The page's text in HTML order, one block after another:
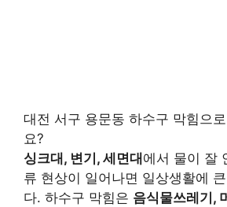
대전 서구 용문동 하수구 막힘으
요?
싱크대, 변기, 세면대에서 물이 잘
류 현상이 일어나면 일상생활에
다. 하수구 막힘은 음식물쓰레기,